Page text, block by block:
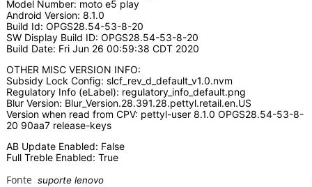
Model Number: moto e5 play
Android Version: 8.1.0
Build Id: OPGS28.54-53-8-20
SW Display Build ID: OPGS28.54-53-8-20
Build Date: Fri Jun 26 00:59:38 CDT 2020
OTHER MISC VERSION INFO:
Subsidy Lock Config: slcf_rev_d_default_v1.0.nvm
Regulatory Info (eLabel): regulatory_info_default.png
Blur Version: Blur_Version.28.391.28.pettyl.retail.en.US
Version when read from CPV: pettyl-user 8.1.0 OPGS28.54-53-8-
20 90aa7 release-keys
AB Update Enabled: False
Full Treble Enabled: True
Fonte suporte lenovo